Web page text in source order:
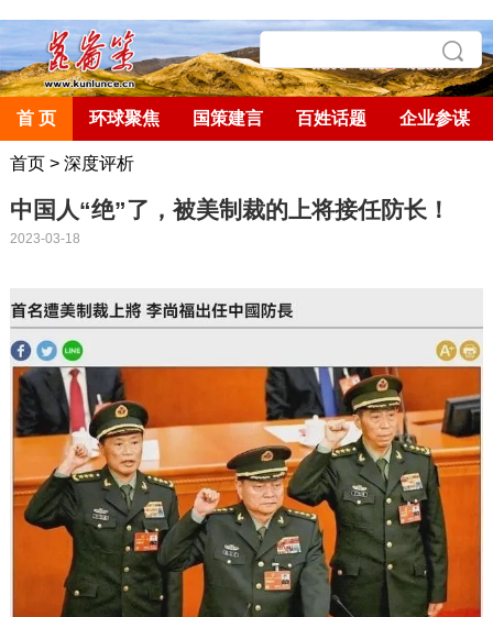
首 页 环球聚焦 国策建言 百姓话题 企业参谋
首页> 深度评析
中国人“绝”了，被美制裁的上将接任防长！
2023-03-18